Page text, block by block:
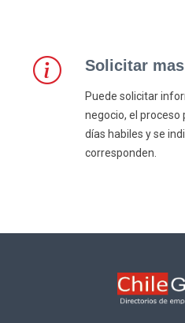
Solicitar
Puede solicitar
negocio, el
días habiles y se
corresponden.